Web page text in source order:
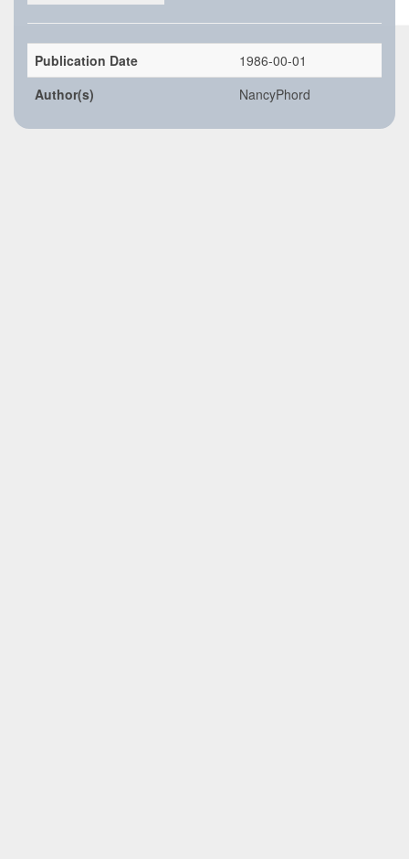
Publication Date
1986-00-01
Author(s)
NancyPhord